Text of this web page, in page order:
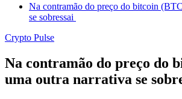
Na contramão do preço do bitcoin
se sobressai
Crypto Pulse
Na contramão do preço do
uma outra narrativa se